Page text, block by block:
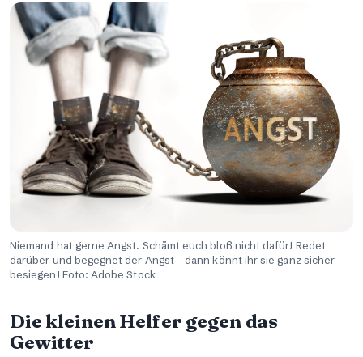
Niemand hat gerne Angst. Schämt euch bloß nicht dafür! Redet
darüber und begegnet der Angst – dann könnt ihr sie ganz sicher
besiegen! Foto: Adobe Stock
Die kleinen Helfer gegen das
Gewitter